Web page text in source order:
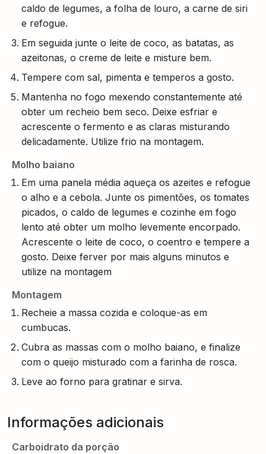
caldo de legumes, a folha de louro, a carne de siri
e refogue.
Em seguida junte o leite de coco, as batatas, as
azeitonas, o creme de leite e misture bem.
Tempere com sal, pimenta e temperos a gosto.
Mantenha no fogo mexendo constantemente até
obter um recheio bem seco. Deixe esfriar e
acrescente o fermento e as claras misturando
delicadamente. Utilize frio na montagem.
Molho baiano
Em uma panela média aqueça os azeites e refogue
o alho e a cebola. Junte os pimentões, os tomates
picados, o caldo de legumes e cozinhe em fogo
lento até obter um molho levemente encorpado.
Acrescente o leite de coco, o coentro e tempere a
gosto. Deixe ferver por mais alguns minutos e
utilize na montagem
Montagem
Recheie a massa cozida e coloque-as em
cumbucas.
Cubra as massas com o molho baiano, e finalize
com o queijo misturado com a farinha de rosca.
Leve ao forno para gratinar e sirva.
Informações adicionais
Carboidrato da porção